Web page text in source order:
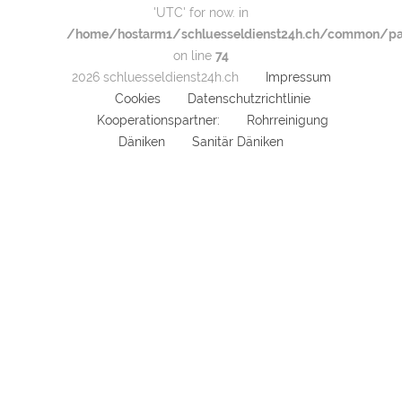
'UTC' for now. in
/home/hostarm1/schluesseldienst24h.ch/common/
on line 74
2026 schluesseldienst24h.ch
Impressum
Cookies
Datenschutzrichtlinie
Kooperationspartner:
Rohrreinigung
Däniken
Sanitär Däniken